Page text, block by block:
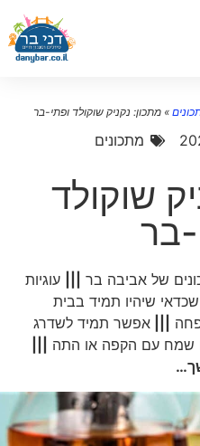
»מתכון: נקניק שוקולד ופתי-בר
מתכונים
שוקולד
בר
של אביבה בר|||
עוגיות
שיהיו תמיד בבית
|||
אפשר תמיד לשדרג
עם הקפה או התה|||